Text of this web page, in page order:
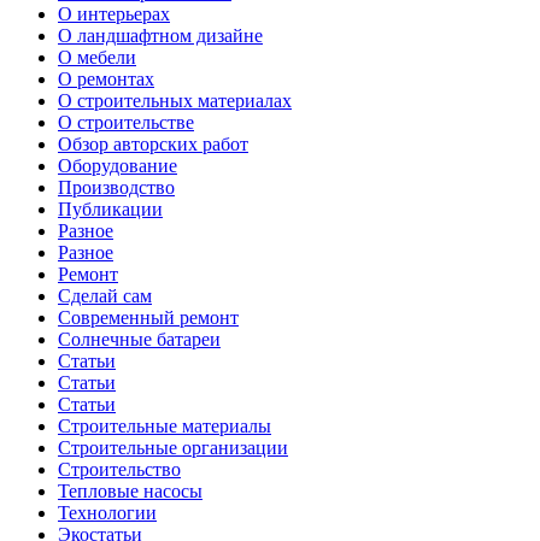
О интерьерах
О ландшафтном дизайне
О мебели
О ремонтах
О строительных материалах
О строительстве
Обзор авторских работ
Оборудование
Производство
Публикации
Разное
Разное
Ремонт
Сделай сам
Современный ремонт
Солнечные батареи
Статьи
Статьи
Статьи
Строительные материалы
Строительные организации
Строительство
Тепловые насосы
Технологии
Экостатьи